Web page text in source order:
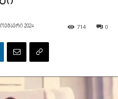
2024 0
714